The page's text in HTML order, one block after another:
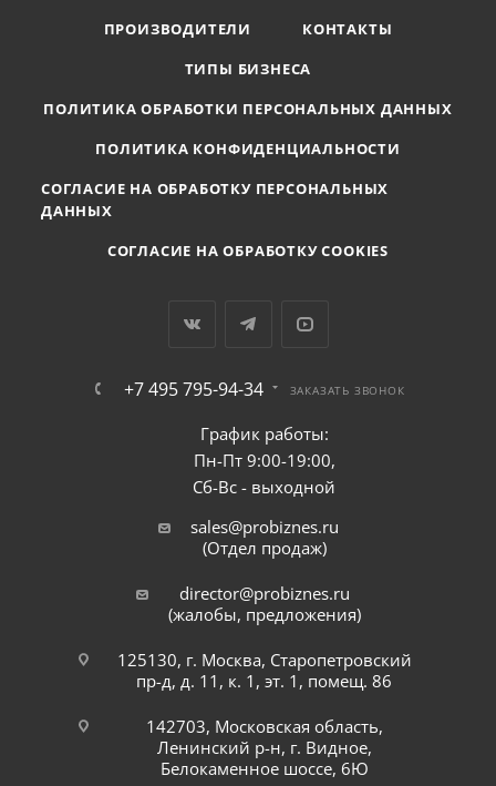
ПРОИЗВОДИТЕЛИ
КОНТАКТЫ
ТИПЫ БИЗНЕСА
ПОЛИТИКА ОБРАБОТКИ ПЕРСОНАЛЬНЫХ ДАННЫХ
ПОЛИТИКА КОНФИДЕНЦИАЛЬНОСТИ
СОГЛАСИЕ НА ОБРАБОТКУ ПЕРСОНАЛЬНЫХ
ДАННЫХ
СОГЛАСИЕ НА ОБРАБОТКУ COOKIES
+7 495 795-94-34 ЗАКАЗАТЬ ЗВОНОК
График работы:
Пн-Пт 9:00-19:00,
Сб-Вс - выходной
sales@probiznes.ru
(Отдел продаж)
director@probiznes.ru
(жалобы, предложения)
125130, г. Москва, Старопетровский
пр-д, д. 11, к. 1, эт. 1, помещ. 86
142703, Московская область,
Ленинский р-н, г. Видное,
Белокаменное шоссе, 6Ю